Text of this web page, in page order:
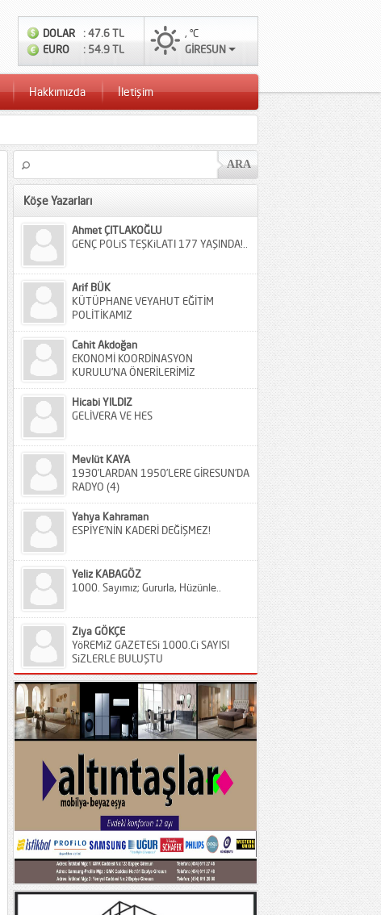
DOLAR
: 47.6 TL
EURO
: 54.9 TL
, °C
GİRESUN
Hakkımızda İletişim
Köşe Yazarları
Ahmet ÇITLAKOĞLU
GENÇ POLiS TEŞKiLATI 177 YAŞINDA!..
Arif BÜK
KÜTÜPHANE VEYAHUT EĞİTİM
POLİTİKAMIZ
Cahit Akdoğan
EKONOMİ KOORDİNASYON
KURULU’NA ÖNERİLERİMİZ
Hicabi YILDIZ
GELİVERA VE HES
Mevlüt KAYA
1930’LARDAN 1950’LERE GİRESUN’DA
RADYO (4)
Yahya Kahraman
ESPİYE’NİN KADERİ DEĞİŞMEZ!
Yeliz KABAGÖZ
1000. Sayımız; Gururla, Hüzünle..
Ziya GÖKÇE
YöREMiZ GAZETESi 1000.Ci SAYISI
SiZLERLE BULUŞTU